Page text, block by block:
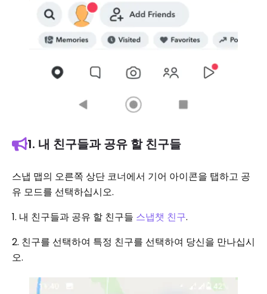
1. 내 친구들과 공유 할 친구들
스냅 맵의 오른쪽 상단 코너에서 기어 아이콘을 탭하고 공
유 모드를 선택하십시오.
1. 내 친구들과 공유 할 친구들 스냅챗 친구.
2. 친구를 선택하여 특정 친구를 선택하여 당신을 만나십시
오.